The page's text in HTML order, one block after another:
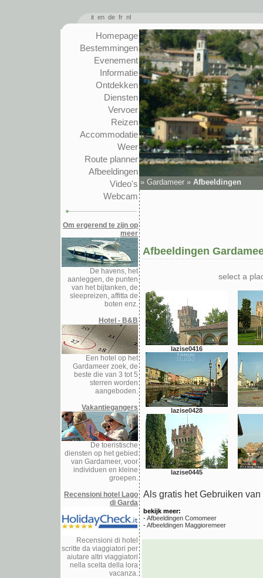
it en de fr nl
Homepage
Bestemmingen
Evenement
Informatie
Ontdekken
Diensten
Vervoer
Reizen
Accommodatie
Weer
Route planner
Afbeeldingen
Video's
Webcam
Om ergerend te zijn op
meer
De havens, het
aanleggen, de punten
van het bijtanken, de
sleepreizen, affitta de
boten enz.
Hotel - B&B
Een hotel op het
Gardameer zoek, de
beste die van 3 tot 5
sterren worden
aangeboden.
Vakantiegangers
De toeristische
diensten op het gebied
van Gardameer, voor
individuen en kleine
groepen.
Recensioni hotel Lago
di Garda
Recensioni di hotel
scritte da viaggiatori per
aiutare altri viaggiatori
nella scelta della lora
vacanza.
» Gardameer » Afbeeldingen
Afbeeldingen
select a
lazise0416
lazise0428
lazise0445
Als gratis het Gebruiken
bekijk meer:
-Afbeeldingen Comomeer
-Afbeeldingen Maggioremeer